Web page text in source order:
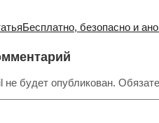
Бесплатно, безопасно и
будет опубликован.